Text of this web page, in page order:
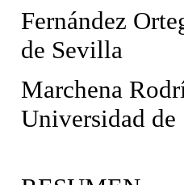
Fernández
de Sevilla
Marchena
Universidad